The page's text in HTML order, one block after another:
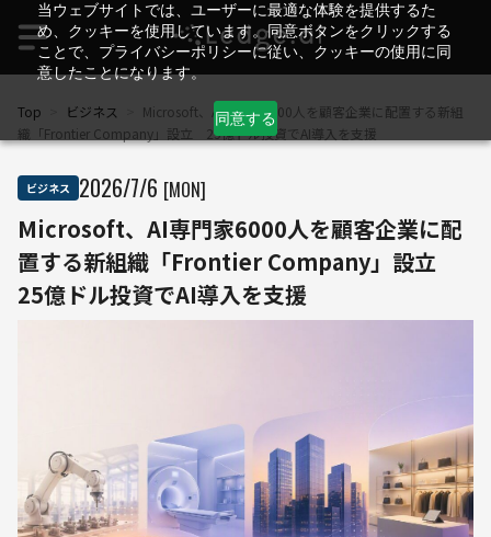
当ウェブサイトでは、ユーザーに最適な体験を提供するた
め、クッキーを使用しています。同意ボタンをクリックする
ことで、プライバシーポリシーに従い、クッキーの使用に同
意したことになります。
同意する
Top ビジネス
Microsoft、AI専門家6000人を顧客企業に配置する新組
織「Frontier Company」設立 25億ドル投資でAI導入を支援
ビジネス 2026/7/6 [MON]
Microsoft、AI専門家6000人を顧客企業に配
置する新組織「Frontier Company」設立
25億ドル投資でAI導入を支援